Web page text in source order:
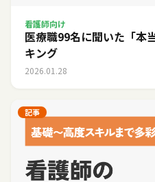
看護師向け
医療職99名に聞いた「本
キング
2026.01.28
記事